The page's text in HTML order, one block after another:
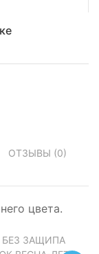
ОТЗЫВЫ (0)
цвета.
ЗАЩИПА